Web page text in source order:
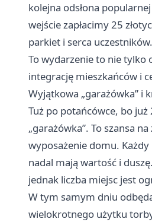
kolejna odsłona
wejście zapłacimy 25
parkiet i serca uczestników.
To wydarzenie to nie tylko
integrację mieszkańców i
Wyjątkowa „garażówka” i
Tuż po potańcówce, bo
„garażówka”. To szansa
wyposażenie domu.
nadal mają wartość i
jednak liczba miejsc jest
W tym samym dniu
wielokrotnego użytku